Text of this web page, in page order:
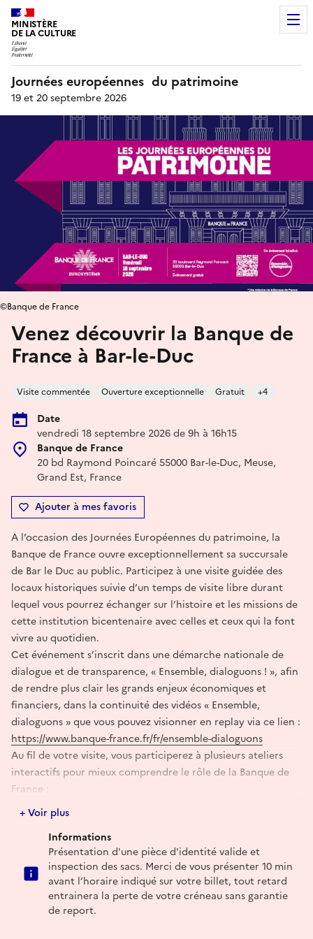
MINISTÈRE
DE LA CULTURE
Journées européennes du patrimoine
19 et 20 septembre 2026
Venez découvrir la Banque de
France à Bar-le-Duc
Visite commentée Ouverture exceptionnelle Gratuit +4
Date
vendredi 18 septembre 2026 de 9h à 16h15
Banque de France
20 bd Raymond Poincaré 55000 Bar-le-Duc, Meuse,
Grand Est, France
Ajouter à mes favoris
©Banque de France
A l’occasion des Journées Européennes du patrimoine, la
Banque de France ouvre exceptionnellement sa succursale
de Bar le Duc au public. Participez à une visite guidée des
locaux historiques suivie d’un temps de visite libre durant
lequel vous pourrez échanger sur l’histoire et les missions de
cette institution bicentenaire avec celles et ceux qui la font
vivre au quotidien.
Cet événement s’inscrit dans une démarche nationale de
dialogue et de transparence, « Ensemble, dialoguons ! », afin
de rendre plus clair les grands enjeux économiques et
financiers, dans la continuité des vidéos « Ensemble,
dialoguons » que vous pouvez visionner en replay via ce lien :
https://www.banque-france.fr/fr/ensemble-dialoguons
Au fil de votre visite, vous participerez à plusieurs ateliers
interactifs pour mieux comprendre le rôle de la Banque de
France :
Atelier 1 (15 min) – EDUCFI
Découvrez, de manière ludique, la stratégie d’éducation
économique, budgétaire et financière
Atelier 2 (15 min) – Missions de la Banque de France
Présentation de nos actions auprès des entreprises
(cotation, médiation du crédit, accompagnement), de nos
travaux économiques ainsi qu'auprès des particuliers
+ Voir plus
Informations
Présentation d'une pièce d'identité valide et
inspection des sacs. Merci de vous présenter 10 min
avant l’horaire indiqué sur votre billet, tout retard
entrainera la perte de votre créneau sans garantie
de report.